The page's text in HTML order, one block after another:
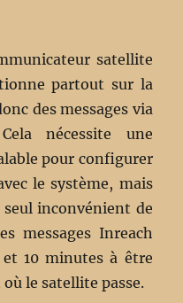
satellite
partout sur la
des messages via
nécessite une
pour configurer
le système, mais
inconvénient de
messages Inreach
10 minutes à être
le satellite passe.